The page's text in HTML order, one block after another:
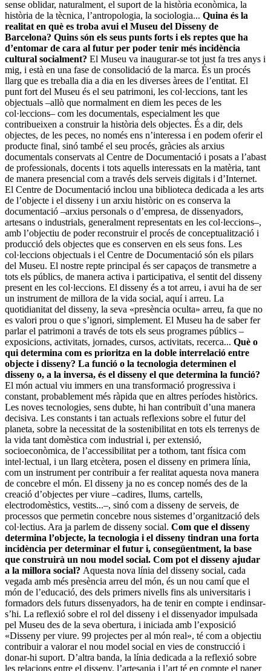
sense oblidar, naturalment, el suport de la història econòmica, la
història de la tècnica, l’antropologia, la sociologia... Quina és la
realitat en què es troba avui el Museu del Disseny de
Barcelona? Quins són els seus punts forts i els reptes que ha
d’entomar de cara al futur per poder tenir més incidència
cultural socialment? El Museu va inaugurar-se tot just fa tres anys i
mig, i està en una fase de consolidació de la marca. És un procés
llarg que es treballa dia a dia en les diverses àrees de l’entitat. El
punt fort del Museu és el seu patrimoni, les col·leccions, tant les
objectuals –allò que normalment en diem les peces de les
col·leccions– com les documentals, especialment les que
contribueixen a construir la història dels objectes. És a dir, dels
objectes, de les peces, no només ens n’interessa i en podem oferir el
producte final, sinó també el seu procés, gràcies als arxius
documentals conservats al Centre de Documentació i posats a l’abast
de professionals, docents i tots aquells interessats en la matèria, tant
de manera presencial com a través dels serveis digitals i d’Internet.
El Centre de Documentació inclou una biblioteca dedicada a les arts
de l’objecte i el disseny i un arxiu històric on es conserva la
documentació –arxius personals o d’empresa, de dissenyadors,
artesans o industrials, generalment representats en les col·leccions–,
amb l’objectiu de poder reconstruir el procés de conceptualització i
producció dels objectes que es conserven en els seus fons. Les
col·leccions objectuals i el Centre de Documentació són els pilars
del Museu. El nostre repte principal és ser capaços de transmetre a
tots els públics, de manera activa i participativa, el sentit del disseny
present en les col·leccions. El disseny és a tot arreu, i avui ha de ser
un instrument de millora de la vida social, aquí i arreu. La
quotidianitat del disseny, la seva «presència oculta» arreu, fa que no
es valori prou o que s’ignori, simplement. El Museu ha de saber fer
parlar el patrimoni a través de tots els seus programes públics –
exposicions, activitats, jornades, cursos, activitats, recerca... Què o
qui determina com es prioritza en la doble interrelació entre
objecte i disseny? La funció o la tecnologia determinen el
disseny o, a la inversa, és el disseny el que determina la funció?
El món actual viu immers en una transformació progressiva i
constant, probablement més ràpida que en altres períodes històrics.
Les noves tecnologies, sens dubte, hi han contribuït d’una manera
decisiva. Les constants i tan actuals reflexions sobre el futur del
planeta, sobre la necessitat de la sostenibilitat en tots els terrenys de
la vida tant domèstica com industrial i, per extensió,
socioeconòmica, de l’accessibilitat per a tothom, tant física com
intel·lectual, i un llarg etcètera, posen el disseny en primera línia,
com un instrument per contribuir a fer realitat aquesta nova manera
de concebre el món. El disseny ja no es concep només des de la
creació d’objectes per viure –cadires, llums, cartells,
electrodomèstics, vestits...–, sinó com a disseny de serveis, de
processos que permetin concebre nous sistemes d’organització dels
col·lectius. Ara ja parlem de disseny social. Com que el disseny
determina l’objecte, la tecnologia i el disseny tindran una forta
incidència per determinar el futur i, consegüentment, la base
que construirà un nou model social. Com pot el disseny ajudar
a la millora social? Aquesta nova línia del disseny social, cada
vegada amb més presència arreu del món, és un nou camí que el
món de l’educació, des dels primers nivells fins als universitaris i
formadors dels futurs dissenyadors, ha de tenir en compte i endinsar-
s’hi. La reflexió sobre el rol del disseny i el dissenyador impulsada
pel Museu des de la seva obertura, i iniciada amb l’exposició
«Disseny per viure. 99 projectes per al món real», té com a objectiu
contribuir a valorar el nou model social en vies de construcció i
donar-hi suport. D’altra banda, la línia dedicada a la reflexió sobre
les relacions entre el disseny, l’artesania i l’art té en compte el paper